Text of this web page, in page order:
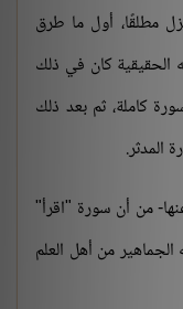
مطلقًا، أول ما طرق
كان في ذلك
كاملة، ثم بعد ذلك
المدثر.
من أن سورة "اقرأ"
من أهل العلم